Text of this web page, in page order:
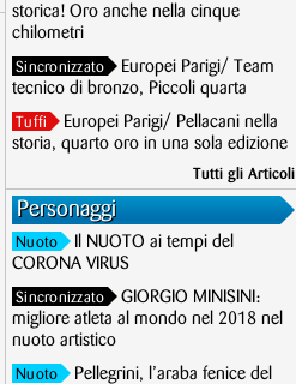
storica! Oro anche nella cinque
chilometri
Sincronizzato
Europei Parigi/ Team
tecnico di bronzo, Piccoli quarta
Tuffi
Europei Parigi/ Pellacani nella
storia, quarto oro in una sola edizione
Tutti gli Articoli
Personaggi
Nuoto
Il NUOTO ai tempi del
CORONA VIRUS
Sincronizzato
GIORGIO MINISINI:
migliore atleta al mondo nel 2018 nel
nuoto artistico
Nuoto
Pellegrini, l’araba fenice del